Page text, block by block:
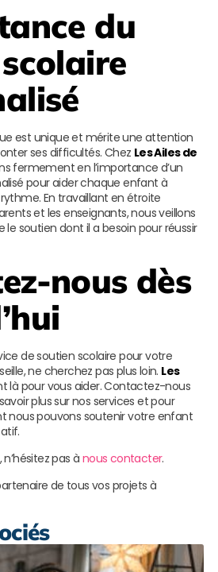
du
est unique et mérite une attention
ses difficultés. Chez Les Ailes de
fermement en l’importance d’un
pour aider chaque enfant à
En travaillant en étroite
et les enseignants, nous veillons
le soutien dont il a besoin pour réussir
nous dès
de soutien scolaire pour votre
ne cherchez pas plus loin. Les
là pour vous aider. Contactez-nous
plus sur nos services et pour
nous pouvons soutenir votre enfant
pas à nous contacter.
de tous vos projets à